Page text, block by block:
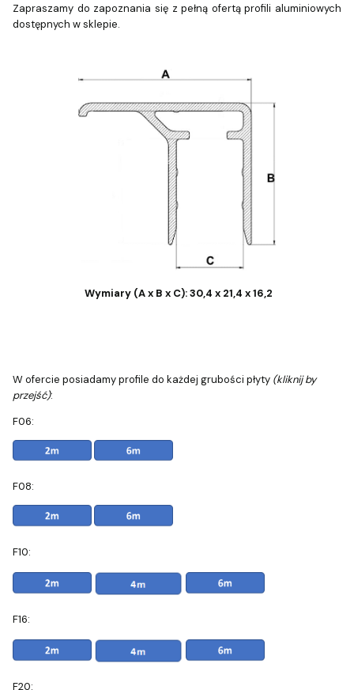
Zapraszamy do zapoznania się z pełną ofertą profili aluminiowych
dostępnych w sklepie.
Wymiary (A x B x C): 30,4 x 21,4 x 16,2
W ofercie posiadamy profile do każdej grubości płyty (kliknij by
przejść):
F06:
F08:
F10:
F16:
F20: